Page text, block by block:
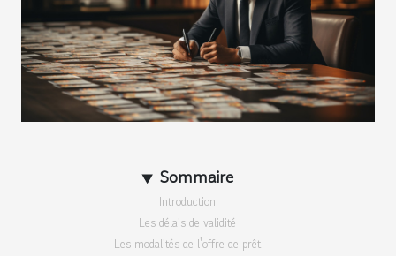
Sommaire
Introduction
Les délais de validité
Les modalités de l'offre de prêt